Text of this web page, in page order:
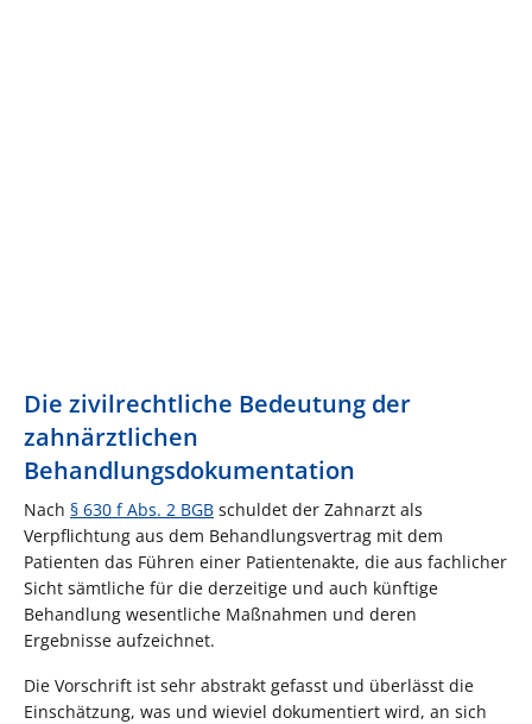
Die zivilrechtliche Bedeutung der
zahnärztlichen
Behandlungsdokumentation
Nach § 630 f Abs. 2 BGB schuldet der Zahnarzt als
Verpflichtung aus dem Behandlungsvertrag mit dem
Patienten das Führen einer Patientenakte, die aus fachlicher
Sicht sämtliche für die derzeitige und auch künftige
Behandlung wesentliche Maßnahmen und deren
Ergebnisse aufzeichnet.
Die Vorschrift ist sehr abstrakt gefasst und überlässt die
Einschätzung, was und wieviel dokumentiert wird, an sich